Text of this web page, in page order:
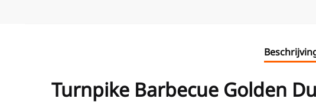
Turnpike Barbecue Golden